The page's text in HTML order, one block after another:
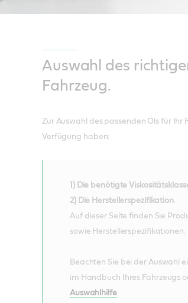
Auswahl des
Fahrzeug.
Zur Auswahl des passenden Öls für Ihr
Verfügung haben:
1) Die benötigte
2) Die Herstellerspezifikation.
Auf dieser Seite finden Sie
sowie Herstellerspezifikationen.
Beachten Sie bei der Auswahl
im Handbuch Ihres Fahrzeugs
Auswahlhilfe.